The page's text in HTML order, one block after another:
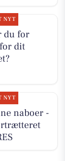
NYT
du for
dit
NYT
naboer -